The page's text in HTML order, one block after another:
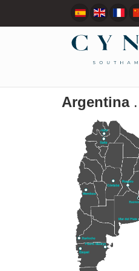
Argentina.